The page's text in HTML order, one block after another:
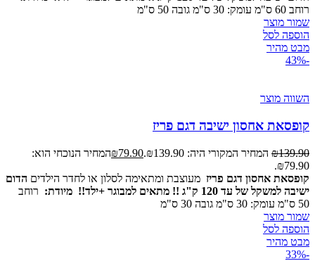
רוחב 60 ס"מ עומק: 30 ס"מ גובה 50 ס"מ
שמור מוצר
הוספה לסל
מבט מהיר
-43%
השווה מוצר
קופסאת אחסון ישיבה דגם פריז
₪139.90 המחיר המקורי היה: ₪139.90. ₪79.90
המחיר הנוכחי הוא:
₪79.90.
קופסאת אחסון דגם פריז מעוצבת ומתאימה לסלון או לחדר הילדים הדום
ישיבה למשקל של עד 120 ק"ג !! מתאים למבוגר +ילד!!
מיודת: רוחב
50 ס"מ עומק: 30 ס"מ גובה 30 ס"מ
שמור מוצר
הוספה לסל
מבט מהיר
-33%